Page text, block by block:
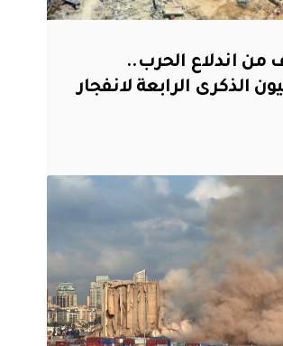
اندلاع الحرب..
الذكرى الرابعة لانفجار